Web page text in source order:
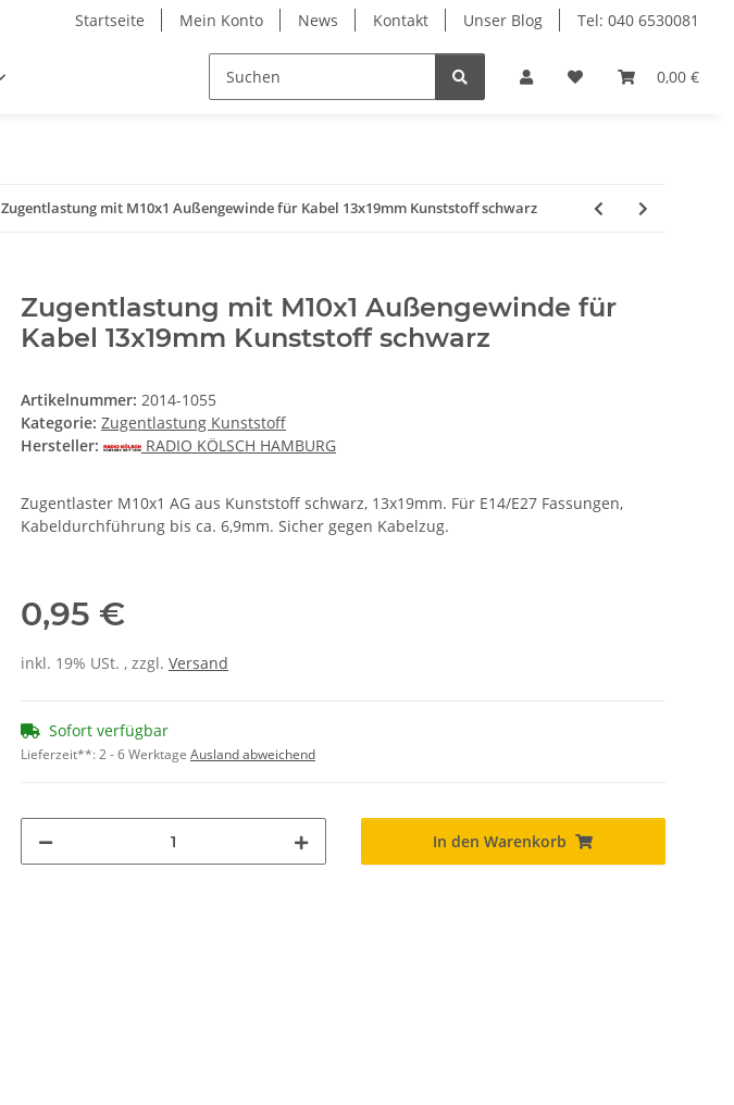
Startseite Mein Konto News Kontakt Unser Blog Tel: 040 6530081
0,00 €
Zugentlastung mit M10x1 Außengewinde für Kabel 13x19mm Kunststoff schwarz
Zugentlastung mit M10x1 Außengewinde für
Kabel 13x19mm Kunststoff schwarz
Artikelnummer: 2014-1055
Kategorie: Zugentlastung Kunststoff
Hersteller:
RADIO KÖLSCH HAMBURG
Zugentlaster M10x1 AG aus Kunststoff schwarz, 13x19mm. Für E14/E27 Fassungen,
Kabeldurchführung bis ca. 6,9mm. Sicher gegen Kabelzug.
0,95 €
inkl. 19% USt. , zzgl. Versand
Sofort verfügbar
Lieferzeit**:2 - 6 Werktage Ausland abweichend
In den Warenkorb